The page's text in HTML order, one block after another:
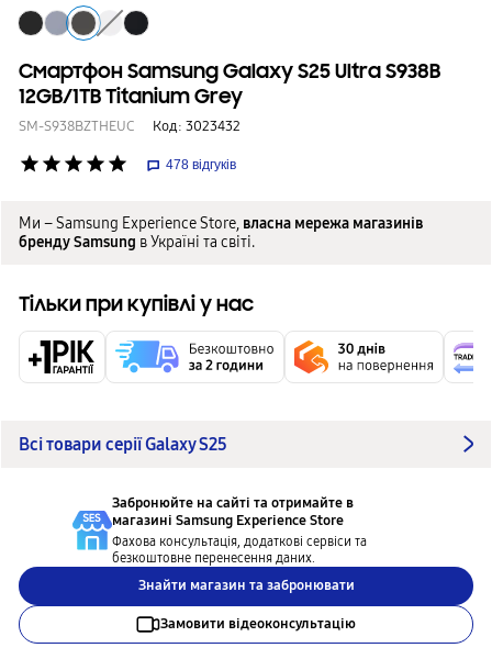
Смартфон Samsung Galaxy S25 Ultra S938B
12GB/1TB Titanium Grey
SM-S938BZTHEUC Код: 3023432
star star star star star 478 відгуків
Ми – Samsung Experience Store, власна мережа магазинів
бренду Samsung в Україні та світі.
Тільки при купівлі у нас
Всі товари серії Galaxy S25
Забронюйте на сайті та отримайте в
магазині Samsung Experience Store
Фахова консультація, додаткові сервіси та
безкоштовне перенесення даних.
Знайти магазин та забронювати
Замовити відеоконсультацію